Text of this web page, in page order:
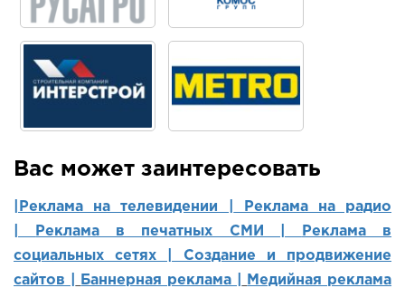
Вас может заинтересовать
|Реклама на телевидении |
Реклама на радио
Реклама в печатных СМИ |
Реклама в
социальных сетях | Создание и продвижение
сайтов
Баннерная реклама |
Медийная реклама